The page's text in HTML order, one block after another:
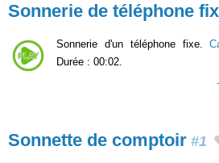
Sonnerie de téléphone
Sonnerie d'un téléphone fixe.
Durée : 00:02.
Sonnette de comptoir #1